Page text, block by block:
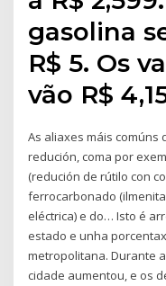
gasolina
R$ 5. Os
vão R$
As aliaxes máis
redución, coma por
(redución de rútilo con
ferrocarbonado
eléctrica) e do… Isto é
estado e unha
metropolitana. Durante
cidade aumentou, e os